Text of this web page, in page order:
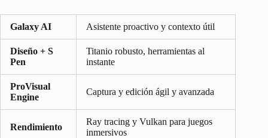
Galaxy AI Asistente proactivo y contexto útil
Diseño + S
Pen
Titanio robusto, herramientas al
instante
ProVisual
Engine
Captura y edición ágil y avanzada
Rendimiento
Ray tracing y Vulkan para juegos
inmersivos